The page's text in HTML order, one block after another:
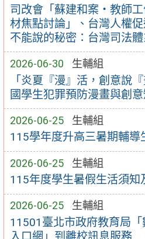
司改會「蘇建和案・教師
材焦點討論」、台灣人權
不能說的秘密：台灣司法
2026-06-30 生輔組
「炎夏『漫』活，創意說
國學生犯罪預防漫畫與創
2026-06-25 生輔組
115學年度升高三暑期輔導
2026-06-25 生輔組
115年度學生暑假生活須知
2026-06-25 生輔組
11501臺北市政府教育局